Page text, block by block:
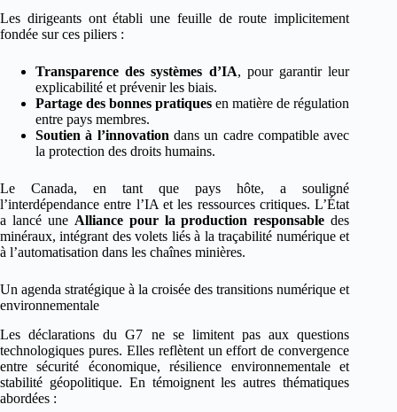
Les dirigeants ont établi une feuille de route implicitement
fondée sur ces piliers :
Transparence des systèmes d’IA, pour garantir leur
explicabilité et prévenir les biais.
Partage des bonnes pratiques en matière de régulation
entre pays membres.
Soutien à l’innovation dans un cadre compatible avec
la protection des droits humains.
Le Canada, en tant que pays hôte, a souligné
l’interdépendance entre l’IA et les ressources critiques. L’État
a lancé une Alliance pour la production responsable des
minéraux, intégrant des volets liés à la traçabilité numérique et
à l’automatisation dans les chaînes minières.
Un agenda stratégique à la croisée des transitions numérique et
environnementale
Les déclarations du G7 ne se limitent pas aux questions
technologiques pures. Elles reflètent un effort de convergence
entre sécurité économique, résilience environnementale et
stabilité géopolitique. En témoignent les autres thématiques
abordées :